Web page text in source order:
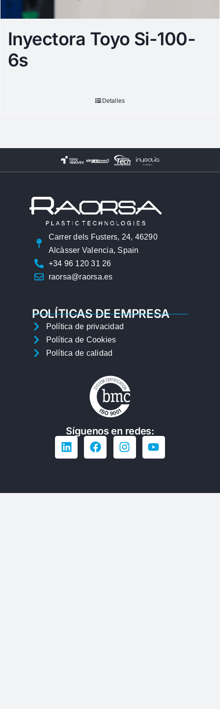
Inyectora Toyo Si-100-
6s
Detalles
Carrer dels Fusters, 24, 46290
Alcàsser Valencia, Spain
+34 96 120 31 26
raorsa@raorsa.es
POLÍTICAS DE EMPRESA
Política de privacidad
Política de Cookies
Política de calidad
Síguenos en redes: